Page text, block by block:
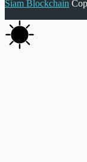
Siam Blockchain